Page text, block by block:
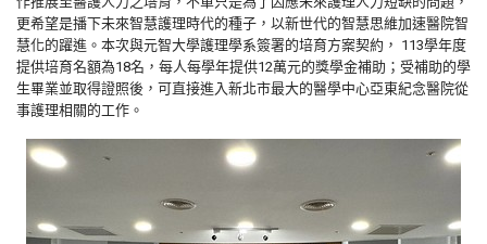
更希望是播下未來智慧護理時代的種子，以新世代的智慧思維加速醫院智
慧化的躍進。本次與元智大學護理學系簽署的培育方案契約， 113學年度
提供培育名額為18名，每人每學年提供12萬元的獎學金補助；受補助的學
生畢業並取得證照後，可直接進入新北市最大的醫學中心亞東紀念醫院從
事護理相關的工作。